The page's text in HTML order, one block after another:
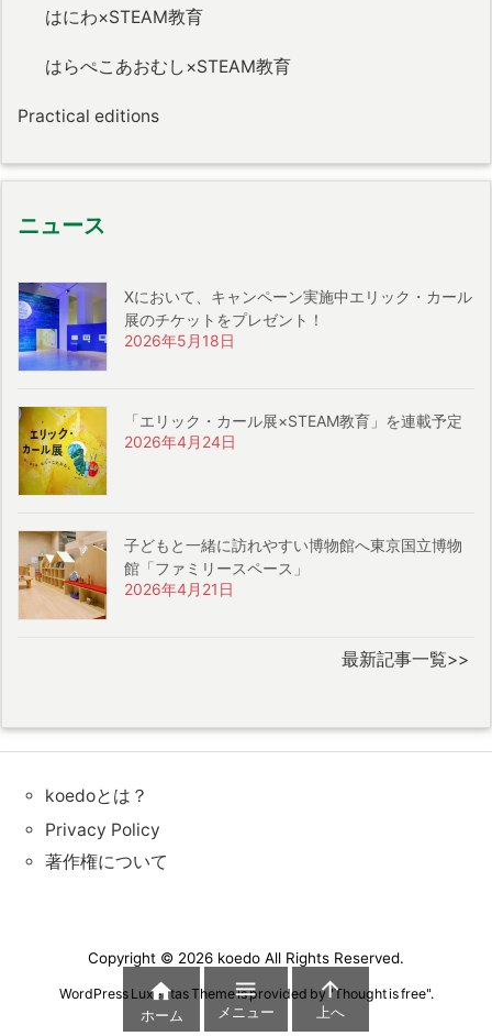
はにわ×STEAM教育
はらぺこあおむし×STEAM教育
Practical editions
ニュース
Xにおいて、キャンペーン実施中エリック・カール
展のチケットをプレゼント！
2026年5月18日
「エリック・カール展×STEAM教育」を連載予定
2026年4月24日
子どもと一緒に訪れやすい博物館へ東京国立博物
館「ファミリースペース」
2026年4月21日
最新記事一覧>>
koedoとは？
Privacy Policy
著作権について
Copyright © 2026 koedo All Rights Reserved.
WordPress Luxeritas Theme is provided by "Thought is free".

ホーム

メニュー

上へ